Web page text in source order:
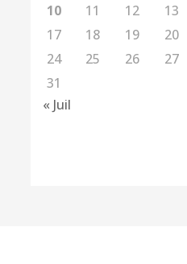
10
11 12 13
17
18 19 20
24
25 26 27
31
« Juil